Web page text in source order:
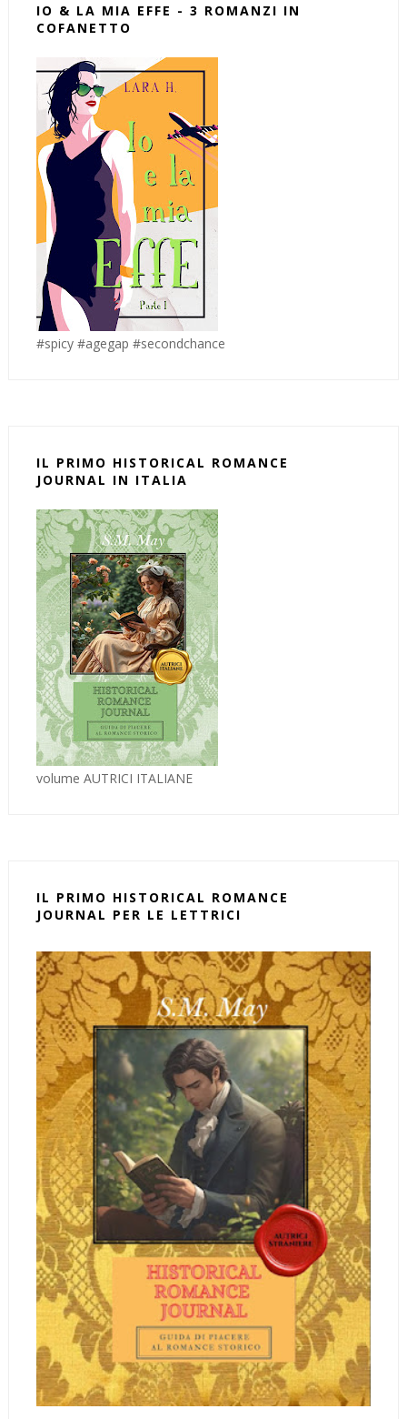
IO & LA MIA EFFE - 3 ROMANZI IN
COFANETTO
#spicy #agegap #secondchance
IL PRIMO HISTORICAL ROMANCE
JOURNAL IN ITALIA
volume AUTRICI ITALIANE
IL PRIMO HISTORICAL ROMANCE
JOURNAL PER LE LETTRICI